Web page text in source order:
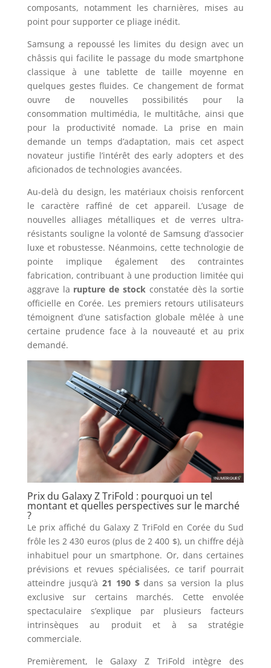
composants, notamment les charnières, mises au
point pour supporter ce pliage inédit.
Samsung a repoussé les limites du design avec un
châssis qui facilite le passage du mode smartphone
classique à une tablette de taille moyenne en
quelques gestes fluides. Ce changement de format
ouvre de nouvelles possibilités pour la
consommation multimédia, le multitâche, ainsi que
pour la productivité nomade. La prise en main
demande un temps d’adaptation, mais cet aspect
novateur justifie l’intérêt des early adopters et des
aficionados de technologies avancées.
Au-delà du design, les matériaux choisis renforcent
le caractère raffiné de cet appareil. L’usage de
nouvelles alliages métalliques et de verres ultra-
résistants souligne la volonté de Samsung d’associer
luxe et robustesse. Néanmoins, cette technologie de
pointe implique également des contraintes
fabrication, contribuant à une production limitée qui
aggrave la rupture de stock constatée dès la sortie
officielle en Corée. Les premiers retours utilisateurs
témoignent d’une satisfaction globale mêlée à une
certaine prudence face à la nouveauté et au prix
demandé.
Prix du Galaxy Z TriFold : pourquoi un tel
montant et quelles perspectives sur le marché
?
Le prix affiché du Galaxy Z TriFold en Corée du Sud
frôle les 2 430 euros (plus de 2 400 $), un chiffre déjà
inhabituel pour un smartphone. Or, dans certaines
prévisions et revues spécialisées, ce tarif pourrait
atteindre jusqu’à 21 190 $dans sa version la plus
exclusive sur certains marchés. Cette envolée
spectaculaire s’explique par plusieurs facteurs
intrinsèques au produit et à sa stratégie
commerciale.
Premièrement, le Galaxy Z TriFold intègre des